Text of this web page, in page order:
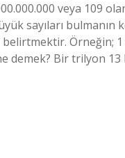
veya 109
sayıları bulmanın
Örneğin;
demek? Bir trilyon